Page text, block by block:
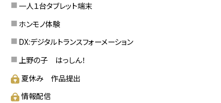
一人１台タブレット端末
ホンモノ体験
DX:デジタルトランスフォーメーション
上野の子 はっしん！
夏休み 作品提出
情報配信